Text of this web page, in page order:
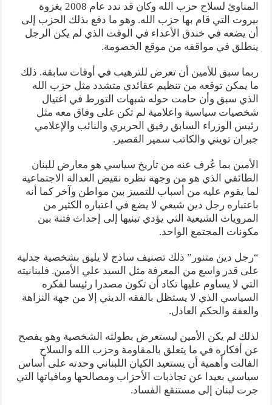
المناوئ لسلاح حزب الله وكان قد ندد عام 2008 بغزوة
بيروت التي قام بها حزب الله. وهو ما دفع بذلك الحزب إلى
أن يضعه في خندق الأعداء في الوقت الذي لم يكن الرجل
ينطلق في مواقفه من موقع الخصومة.
ربما سبق للأمين أن تعرض للترهيب في أوقات سابقة. ذلك
ما يمكن توقعه من تنظيم عقائدي متشدد مثل حزب الله
الذي سبق وأن حامت حوله شبهات التورط في اغتيال
شخصيات سياسية واعلامية لم تكن على وفاق معه مثل
رئيس الوزراء السابق رفيق الحريري والنائب والإعلامي
جبران تويني والكاتب سمير القصير.
الأمين بما عُرف عنه من تاريخ سياسي هو معارض للبنان
الطائفي الذي هو من وجهة نظره نقيض العدالة الاجتماعية
لما يقوم عليه من أسباب للتمييز بين مواطن وآخر كما أنه
باعتباره رجل دين شيعي لا يضع في اعتباره الكثير من
المرويات الشيعية التي يؤدي تبنيها إلى إحداث فتنة بين
مكونات المجتمع الواحد.
“رجل دين متنور” ذلك تصنيف ساذج لا يليق بشخصية جدلية
على قدر واسع من المعرفة مثل السيد علي الأمين. فلبنانيته
التي لا يساوم عليها تكاد أن تكون مصدرا رئيسا لفكره
السياسي الذي لا يستظل بالفقه الديني إلا من جهة النزاهة
والعفة والحكم العادل.
لذلك لم يكن الأمين ليستعرض بطولته الشخصية وهو يفصح
عن أفكاره في ما يتعلق بالمقاومة وحزب الله والسلاح
الفالت وأهمية أن يستعيد الكيان اللبناني وحدته على أساس
سياسي بعيدا عن تجاذبات الأحزاب ومصالحها ومافياتها التي
جرت لبنان إلى مستنقع الفساد.